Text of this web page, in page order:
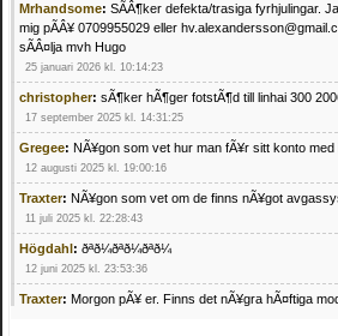
Mrhandsome: SÃÂ¶ker defekta/trasiga fyrhjulingar.
mig pÃÂ¥ 0709955029 eller
sÃÂ¤lja mvh Hugo
25 januari 2026 kl. 10:14:23
christopher: sÃ¶ker hÃ¶ger fotstÃ¶d till linhai 300
17 september 2025 kl. 14:31:25
Gregee: NÃ¥gon som vet hur man fÃ¥r sitt konto med
12 augusti 2025 kl. 19:00:16
Traxter: NÃ¥gon som vet om de finns nÃ¥got
11 juli 2025 kl. 22:28:43
Högdahl: ðªð¼ðªð¼ðªð¼
12 juni 2025 kl. 23:53:36
Traxter: Morgon pÃ¥ er. Finns det nÃ¥gra hÃ¤ftiga